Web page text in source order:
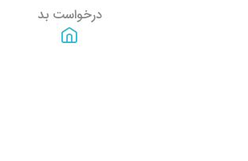
درخواست بد